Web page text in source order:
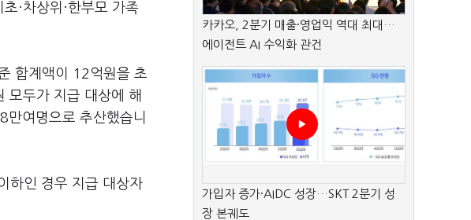
·차상위·한부모 가족
합계액이 12억원을 초
모두가 지급 대상에 해
여명으로 추산했습니
하인 경우 지급 대상자
카카오, 2분기 매출·영업익 역대 최대…
에이전트 AI 수익화 관건
가입자 증가·AIDC 성장…SKT 2분기 성
장 본궤도